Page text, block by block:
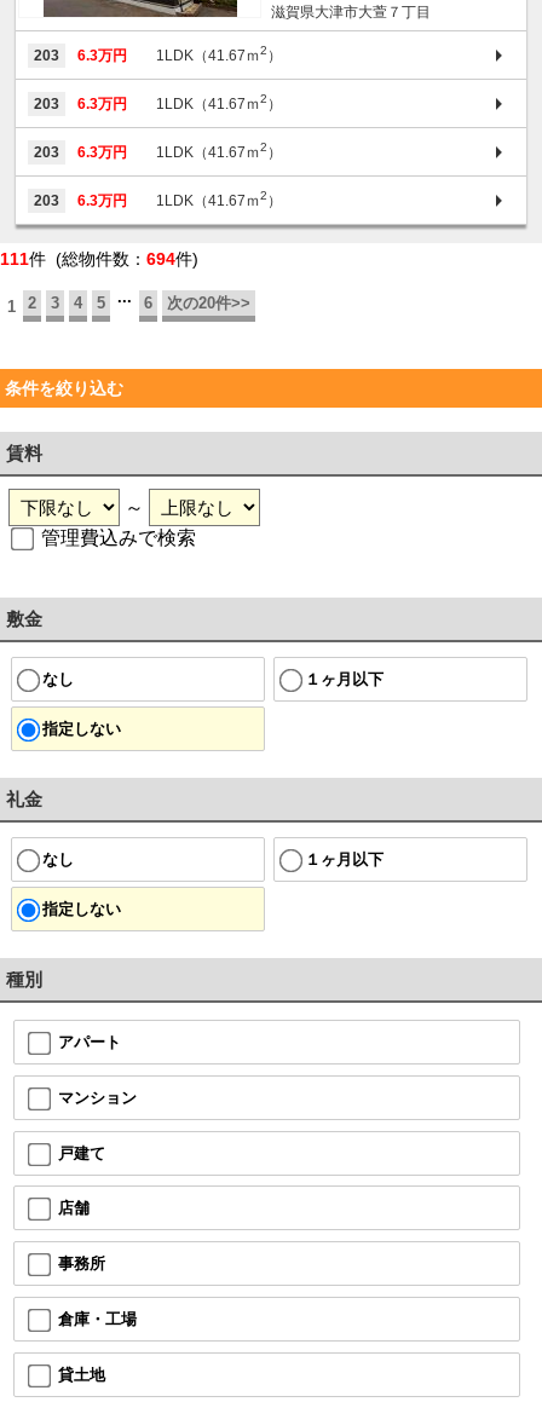
滋賀県大津市大萱７丁目
203 6.3万円 1LDK（41.67ｍ2 ）
203 6.3万円 1LDK（41.67ｍ2 ）
203 6.3万円 1LDK（41.67ｍ2 ）
203 6.3万円 1LDK（41.67ｍ2 ）
111件 (総物件数： 694件)
1 2 3 4 5 ... 6 次の20件>>
条件を絞り込む
賃料
～
管理費込みで検索
敷金
なし １ヶ月以下
指定しない
礼金
なし １ヶ月以下
指定しない
種別
アパート
マンション
戸建て
店舗
事務所
倉庫・工場
貸土地